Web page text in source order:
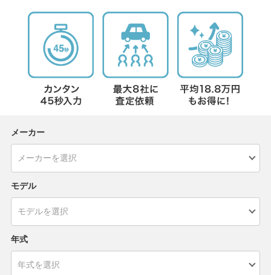
メーカー
モデル
年式